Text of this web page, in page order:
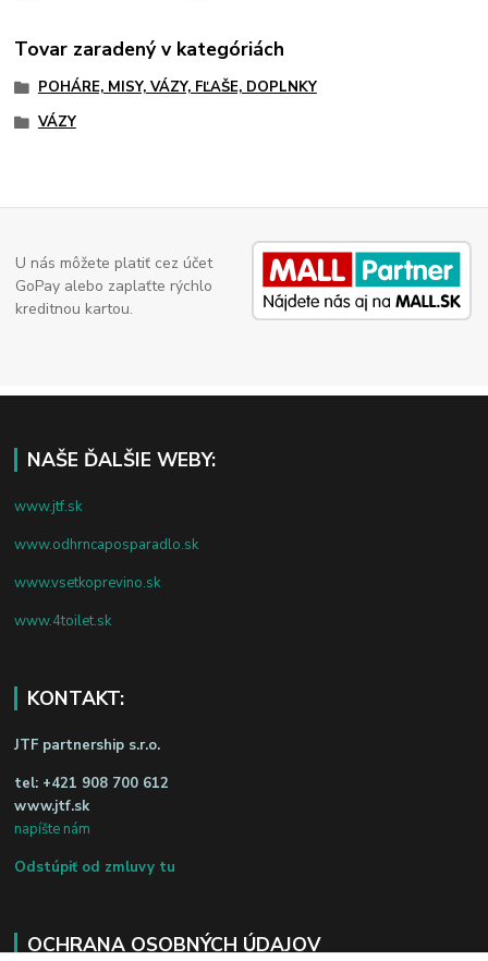
Tovar zaradený v kategóriách
POHÁRE, MISY, VÁZY, FĽAŠE, DOPLNKY
VÁZY
U nás môžete platiť cez účet
GoPay alebo zaplaťte rýchlo
kreditnou kartou.
NAŠE ĎALŠIE WEBY:
www.jtf.sk
www.odhrncaposparadlo.sk
www.vsetkoprevino.sk
www.4toilet.sk
KONTAKT:
JTF partnership s.r.o.
tel: +421 908 700 612
www.jtf.sk
napíšte nám
Odstúpiť od zmluvy tu
OCHRANA OSOBNÝCH ÚDAJOV